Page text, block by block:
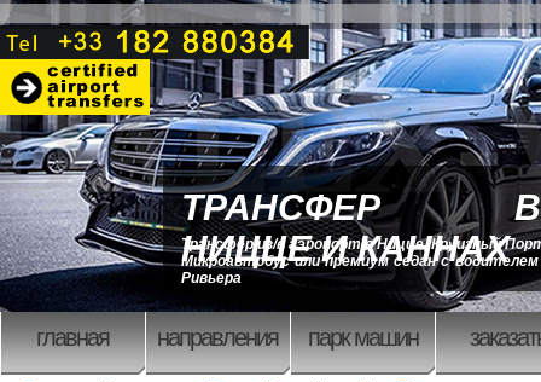
ТРАНСФЕР В
НИЦЦЕ И КАННАХ
Трансфер из/в аэропорт в Ницце, Круизный
Микроавтобус или премиум седан с
Ривьера
главная направления парк машин